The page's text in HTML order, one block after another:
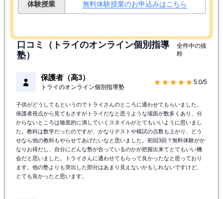
体験授業 無料体験授業のお申込みはこちら
口コミ（トライのオンライン個別指導
塾）
全件中の抜
粋
保護者（高3）
トライのオンライン個別指導塾
★★★★★ 5.0/5
子供がどうしてもというのでトライさんのところに通わせてもらいました。
保護者視点から見てもさすがトライだなと思うような場面が数多くあり、分
からないところは徹底的に潰していくスタイルがとてもいいように思いまし
た。教科は数学だったのですが、かなりテストや模試の点数も上がり、どう
せなら他の教科もやらせてあげたいなと思いました。初回3回？無料体験がか
なりお得だし、自分にどんな塾が合っているのかが把握出来てとてもいい機
会だと思いました。トライさんに通わせてもらって良かったなと思っており
ます。他の塾よりも突出した部分はあまり見えないかもしれないですけど、
とても良かったと思います。